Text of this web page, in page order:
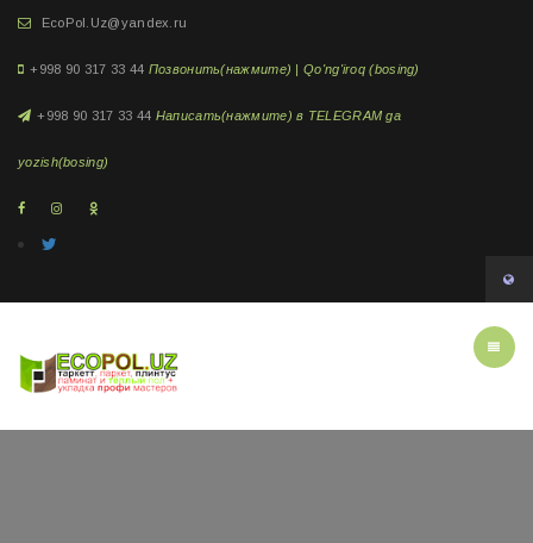
EcoPol.Uz@yandex.ru
+998 90 317 33 44 Позвонить(нажмите) | Qo'ng'iroq (bosing)
+998 90 317 33 44 Написать(нажмите) в TELEGRAM ga
yozish(bosing)